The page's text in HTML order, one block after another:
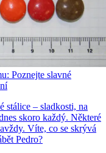
Poznejte slavné
stálice – sladkosti, na
skoro každý. Některé
Víte, co se skrývá
Pedro?